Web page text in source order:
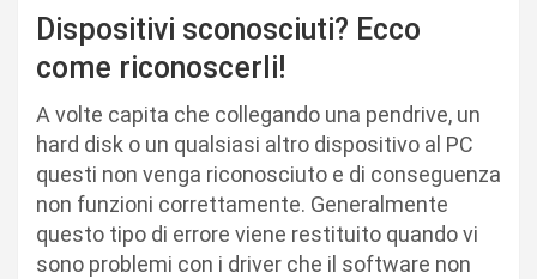
Dispositivi sconosciuti? Ecco
come riconoscerli!
A volte capita che collegando una pendrive, un
hard disk o un qualsiasi altro dispositivo al PC
questi non venga riconosciuto e di conseguenza
non funzioni correttamente. Generalmente
questo tipo di errore viene restituito quando vi
sono problemi con i driver che il software non